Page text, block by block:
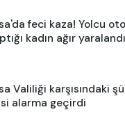
feci kaza! Yolcu
kadın ağır yaralandı
Valiliği karşısındaki
alarma geçirdi